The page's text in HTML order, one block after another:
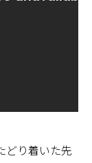
どり着いた先